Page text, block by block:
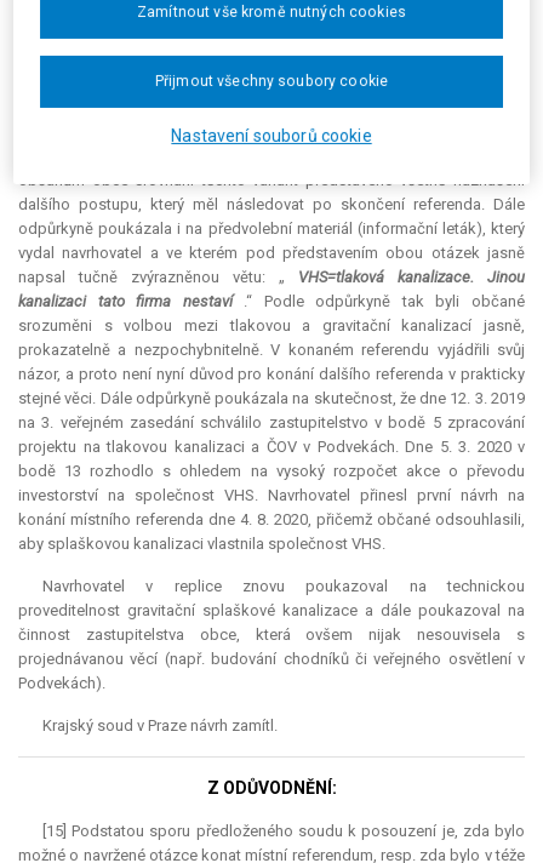
referenda v téže věci neuplynulo 24 měsíců, přičemž první
konalo 14. 5. 2021. Podle odpůrkyně nejsou v obci pošlapávána práva
občanů. Dle většiny členů zastupitelstva jsou navrhovatelé skupinou lidí,
kteří se snaží znemožnit stavbu tlakové kanalizace a ČOV, protože
nechtějí platit stočné. Podle odpůrkyně přitom otázka o splaškové
kanalizaci byla již vyřešena v prvním referendu, neboť v předvolebních
občanům obce srovnání těchto variant představeno včetně naznačení
dalšího postupu, který měl následovat po skončení referenda. Dále
odpůrkyně poukázala i na předvolební materiál (informační leták), který
vydal navrhovatel a ve kterém pod představením obou otázek jasně
napsal tučně zvýrazněnou větu: „
VHS=tlaková kanalizace. Jinou
kanalizaci tato firma nestaví
.“ Podle odpůrkyně tak byli občané
srozuměni s volbou mezi tlakovou a gravitační kanalizací jasně,
prokazatelně a nezpochybnitelně. V konaném referendu vyjádřili svůj
názor, a proto není nyní důvod pro konání dalšího referenda v prakticky
stejné věci. Dále odpůrkyně poukázala na skutečnost, že dne 12. 3. 2019
na 3. veřejném zasedání schválilo zastupitelstvo v bodě 5 zpracování
projektu na tlakovou kanalizaci a ČOV v Podvekách. Dne 5. 3. 2020 v
bodě 13 rozhodlo s ohledem na vysoký rozpočet akce o převodu
investorství na společnost VHS. Navrhovatel přinesl první návrh na
konání místního referenda dne 4. 8. 2020, přičemž občané odsouhlasili,
aby splaškovou kanalizaci vlastnila společnost VHS.
Navrhovatel v replice znovu poukazoval na technickou
proveditelnost gravitační splaškové kanalizace a dále poukazoval na
činnost zastupitelstva obce, která ovšem nijak nesouvisela s
projednávanou věcí (např. budování chodníků či veřejného osvětlení v
Podvekách).
Krajský soud v Praze návrh zamítl.
Z ODŮVODNĚNÍ:
[15] Podstatou sporu předloženého soudu k posouzení je, zda bylo
možné o navržené otázce konat místní referendum, resp. zda bylo v téže
Nastavení souborů cookie
Zamítnout vše kromě nutných cookies
Přijmout všechny soubory cookie